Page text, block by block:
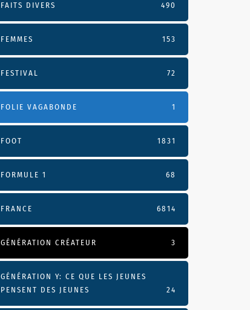
FAITS DIVERS 490
FEMMES 153
FESTIVAL 72
FOLIE VAGABONDE 1
FOOT 1831
FORMULE 1 68
FRANCE 6814
GÉNÉRATION CRÉATEUR 3
GÉNÉRATION Y: CE QUE LES JEUNES
PENSENT DES JEUNES
24